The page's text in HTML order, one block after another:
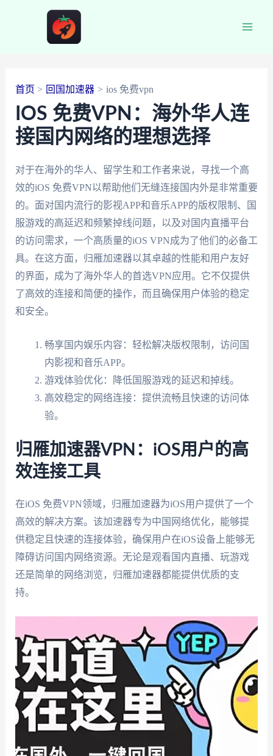
首页 回国加速器 ios 免费vpn
IOS 免费VPN：海外华人连
接国内网络的理想选择
对于在海外的华人、留学生和工作者来说，寻找一个高
效的iOS 免费VPN以帮助他们无缝连接国内外是非常重要
的。面对国内流行的影视APP和音乐APP的版权限制、国
服游戏的高延迟和频繁掉线问题，以及对国内直播平台
的访问需求，一个高质量的iOS VPN成为了他们的必备工
具。在这方面，归雁加速器以其卓越的性能和用户友好
的界面，成为了海外华人的首选VPN应用。它不仅提供
了高效的连接和简便的操作，而且确保用户体验的稳定
和安全。
畅享国内娱乐内容：轻松解决版权限制，访问国
内影视和音乐APP。
游戏体验优化：降低国服游戏的延迟和掉线。
高效稳定的网络连接：提供流畅且快速的访问体
验。
归雁加速器VPN：iOS用户的高
效连接工具
在iOS 免费VPN领域，归雁加速器为iOS用户提供了一个
高效的解决方案。该加速器专为中国网络优化，能够提
供稳定且快速的连接体验，确保用户在iOS设备上能够无
障碍访问国内网络资源。无论是观看国内直播、玩游戏
还是简单的网络浏览，归雁加速器都能提供优质的支
持。